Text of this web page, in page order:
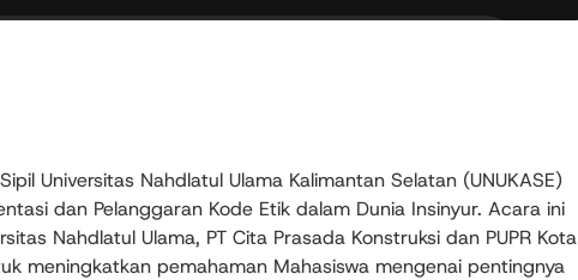
Universitas Nahdlatul Ulama Kalimantan Selatan (UNUKASE)
dan Pelanggaran Kode Etik dalam Dunia Insinyur. Acara ini
Nahdlatul Ulama, PT Cita Prasada Konstruksi dan PUPR Kota
meningkatkan pemahaman Mahasiswa mengenai pentingnya